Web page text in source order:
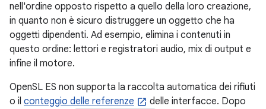
nell'ordine opposto rispetto a quello della loro creazione,
in quanto non è sicuro distruggere un oggetto che ha
oggetti dipendenti. Ad esempio, elimina i contenuti in
questo ordine: lettori e registratori audio, mix di output e
infine il motore.
OpenSL ES non supporta la raccolta automatica dei rifiuti
o il conteggio delle referenze
delle interfacce. Dopo